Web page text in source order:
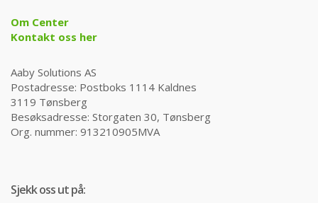
Om Center
Kontakt oss her
Aaby Solutions AS
Postadresse: Postboks 1114 Kaldnes
3119 Tønsberg
Besøksadresse: Storgaten 30, Tønsberg
Org. nummer: 913210905MVA
Sjekk oss ut på: